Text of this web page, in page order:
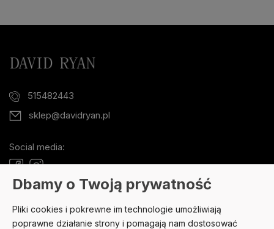
515482443
sklep@davidryan.pl
Social media:
POMOC
Dbamy o Twoją prywatność
Pliki cookies i pokrewne im technologie umożliwiają
poprawne działanie strony i pomagają nam dostosować